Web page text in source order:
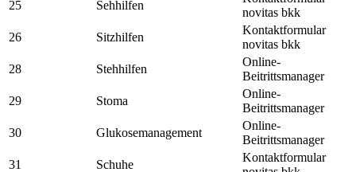
25
Sehhilfen
novitas bkk
26
Sitzhilfen
Kontaktformular
novitas bkk
28
Stehhilfen
Online-
Beitrittsmanager
29
Stoma
Online-
Beitrittsmanager
30
Glukosemanagement
Online-
Beitrittsmanager
31
Schuhe
Kontaktformular